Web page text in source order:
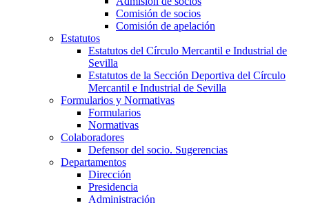
Comisión de socios
Comisión de apelación
Estatutos
Estatutos del Círculo Mercantil e Industrial de
Sevilla
Estatutos de la Sección Deportiva del Círculo
Mercantil e Industrial de Sevilla
Formularios y Normativas
Formularios
Normativas
Colaboradores
Defensor del socio. Sugerencias
Departamentos
Dirección
Presidencia
Administración